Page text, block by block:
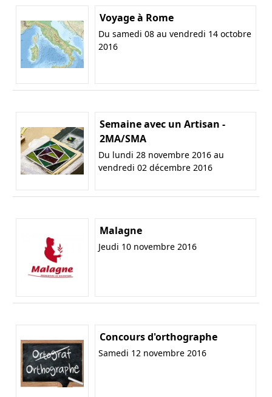
Voyage à Rome
Du samedi 08 au vendredi 14 octobre
2016
Semaine avec un Artisan -
2MA/SMA
Du lundi 28 novembre 2016 au
vendredi 02 décembre 2016
Malagne
Jeudi 10 novembre 2016
Concours d'orthographe
Samedi 12 novembre 2016